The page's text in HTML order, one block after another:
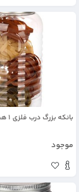
بانکه بزرگ درب فلزی 1 هیما پلاستیک
موجود